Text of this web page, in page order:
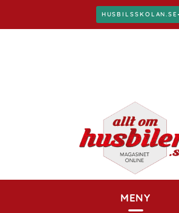
HUSBILSSKOLAN.SE
MENY